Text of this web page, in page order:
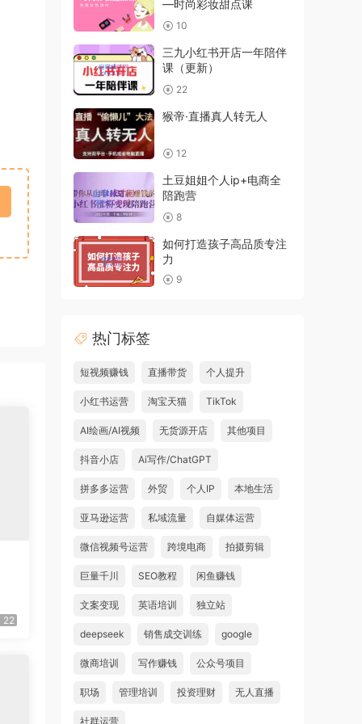
22
—时尚彩妆甜点课
10
三九小红书开店一年陪伴
课（更新）
22
猴帝·直播真人转无人
12
土豆姐姐个人ip+电商全
陪跑营
8
如何打造孩子高品质专注
力
9
热门标签
短视频赚钱 直播带货 个人提升
小红书运营 淘宝天猫 TikTok
AI绘画/AI视频 无货源开店 其他项目
抖音小店 Ai写作/ChatGPT
拼多多运营 外贸 个人IP 本地生活
亚马逊运营 私域流量 自媒体运营
微信视频号运营 跨境电商 拍摄剪辑
巨量千川 SEO教程 闲鱼赚钱
文案变现 英语培训 独立站
deepseek 销售成交训练 google
微商培训 写作赚钱 公众号项目
职场 管理培训 投资理财 无人直播
社群运营